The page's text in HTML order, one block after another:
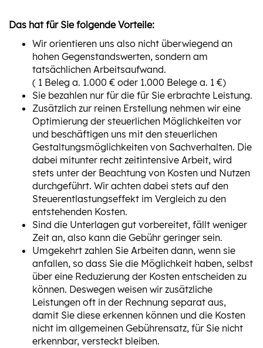
Das hat für Sie folgende Vorteile:
Wir orientieren uns also nicht überwiegend an
hohen Gegenstandswerten, sondern am
tatsächlichen Arbeitsaufwand.
( 1 Beleg a. 1.000 € oder 1.000 Belege a. 1 €)
Sie bezahlen nur für die für Sie erbrachte Leistung.
Zusätzlich zur reinen Erstellung nehmen wir eine
Optimierung der steuerlichen Möglichkeiten vor
und beschäftigen uns mit den steuerlichen
Gestaltungsmöglichkeiten von Sachverhalten. Die
dabei mitunter recht zeitintensive Arbeit, wird
stets unter der Beachtung von Kosten und Nutzen
durchgeführt. Wir achten dabei stets auf den
Steuerentlastungseffekt im Vergleich zu den
entstehenden Kosten.
Sind die Unterlagen gut vorbereitet, fällt weniger
Zeit an, also kann die Gebühr geringer sein.
Umgekehrt zahlen Sie Arbeiten dann, wenn sie
anfallen, so dass Sie die Möglichkeit haben, selbst
über eine Reduzierung der Kosten entscheiden zu
können. Deswegen weisen wir zusätzliche
Leistungen oft in der Rechnung separat aus,
damit Sie diese erkennen können und die Kosten
nicht im allgemeinen Gebührensatz, für Sie nicht
erkennbar, versteckt bleiben.